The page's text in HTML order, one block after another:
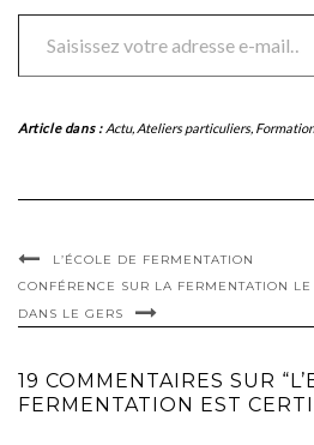
Saisissez votre adresse e-mail…
Article dans : Actu, Ateliers particuliers,
L’ÉCOLE DE FERMENTATION
CONFÉRENCE SUR LA FERMENTATION
DANS LE GERS
19 COMMENTAIRES SUR
FERMENTATION EST